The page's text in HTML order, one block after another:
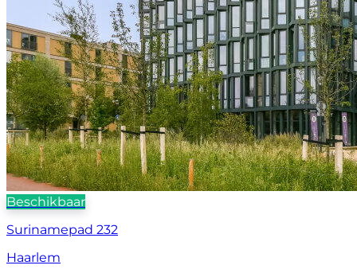
Beschikbaar
Surinamepad 232
Haarlem